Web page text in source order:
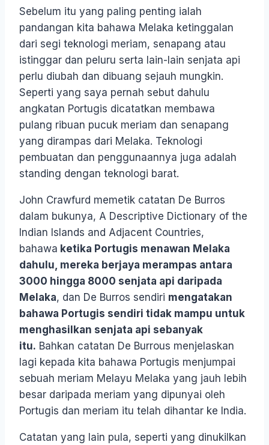
Sebelum itu yang paling penting ialah
pandangan kita bahawa Melaka ketinggalan
dari segi teknologi meriam, senapang atau
istinggar dan peluru serta lain-lain senjata api
perlu diubah dan dibuang sejauh mungkin.
Seperti yang saya pernah sebut dahulu
angkatan Portugis dicatatkan membawa
pulang ribuan pucuk meriam dan senapang
yang dirampas dari Melaka. Teknologi
pembuatan dan penggunaannya juga adalah
standing dengan teknologi barat.
John Crawfurd memetik catatan De Burros
dalam bukunya, A Descriptive Dictionary of the
Indian Islands and Adjacent Countries,
bahawa ketika Portugis menawan Melaka
dahulu, mereka berjaya merampas antara
3000 hingga 8000 senjata api daripada
Melaka, dan De Burros sendiri mengatakan
bahawa Portugis sendiri tidak mampu untuk
menghasilkan senjata api sebanyak
itu. Bahkan catatan De Burrous menjelaskan
lagi kepada kita bahawa Portugis menjumpai
sebuah meriam Melayu Melaka yang jauh lebih
besar daripada meriam yang dipunyai oleh
Portugis dan meriam itu telah dihantar ke India.
Catatan yang lain pula, seperti yang dinukilkan